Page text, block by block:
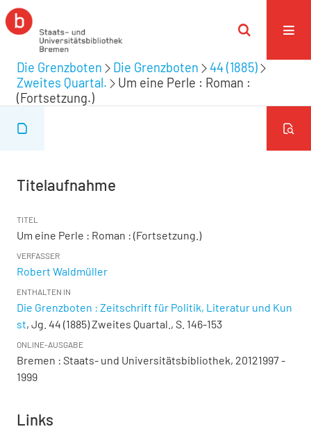
Die Grenzboten Die Grenzboten
44 (1885)
Zweites Quartal.
Um eine Perle : Roman :
(Fortsetzung.)
Titelaufnahme
TITEL
Um eine Perle : Roman : (Fortsetzung.)
VERFASSER
Robert Waldmüller
ENTHALTEN IN
Die Grenzboten : Zeitschrift für Politik, Literatur und Kun
st, Jg. 44 (1885) Zweites Quartal., S. 146-153
ONLINE-AUSGABE
Bremen : Staats- und Universitätsbibliothek, 20121997 -
1999
Links